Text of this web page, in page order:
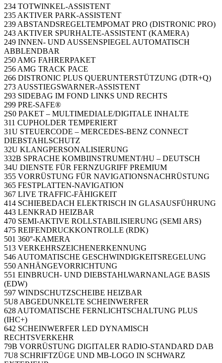
234 TOTWINKEL-ASSISTENT
235 AKTIVER PARK-ASSISTENT
239 ABSTANDSREGELTEMPOMAT PRO (DISTRONIC PRO)
243 AKTIVER SPURHALTE-ASSISTENT (KAMERA)
249 INNEN- UND AUSSENSPIEGEL AUTOMATISCH
ABBLENDBAR
250 AMG FAHRERPAKET
256 AMG TRACK PACE
266 DISTRONIC PLUS QUERUNTERSTÜTZUNG (DTR+Q)
273 AUSSTIEGSWARNER-ASSISTENT
293 SIDEBAG IM FOND LINKS UND RECHTS
299 PRE-SAFE®
2S0 PAKET – MULTIMEDIALE/DIGITALE INHALTE
311 CUPHOLDER TEMPERIERT
31U STEUERCODE – MERCEDES-BENZ CONNECT
DIEBSTAHLSCHUTZ
32U KLANGPERSONALISIERUNG
332B SPRACHE KOMBIINSTRUMENT/HU – DEUTSCH
34U DIENSTE FÜR FERNZUGRIFF PREMIUM
355 VORRÜSTUNG FÜR NAVIGATIONSNACHRÜSTUNG
365 FESTPLATTEN-NAVIGATION
367 LIVE TRAFFIC-FÄHIGKEIT
414 SCHIEBEDACH ELEKTRISCH IN GLASAUSFÜHRUNG
443 LENKRAD HEIZBAR
470 SEMI-AKTIVE ROLLSTABILISIERUNG (SEMI ARS)
475 REIFENDRUCKKONTROLLE (RDK)
501 360°-KAMERA
513 VERKEHRSZEICHENERKENNUNG
546 AUTOMATISCHE GESCHWINDIGKEITSREGELUNG
550 ANHÄNGEVORRICHTUNG
551 EINBRUCH- UND DIEBSTAHLWARNANLAGE BASIS
(EDW)
597 WINDSCHUTZSCHEIBE HEIZBAR
5U8 ABGEDUNKELTE SCHEINWERFER
628 AUTOMATISCHE FERNLICHTSCHALTUNG PLUS
(IHC+)
642 SCHEINWERFER LED DYNAMISCH
RECHTSVERKEHR
79B VORRÜSTUNG DIGITALER RADIO-STANDARD DAB
7U8 SCHRIFTZÜGE UND MB-LOGO IN SCHWARZ